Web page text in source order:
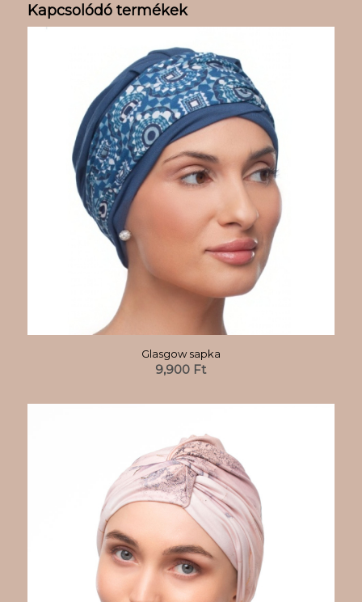
Kapcsolódó termékek
Glasgow sapka
9,900 Ft